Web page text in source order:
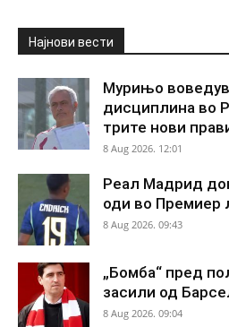
Најнови вести
Мурињо
дисциплина во
трите нови
8 Aug 2026. 12:01
Реал Мадрид
оди во Премиер
8 Aug 2026. 09:43
„Бомба“ пред
засили од
8 Aug 2026. 09:04